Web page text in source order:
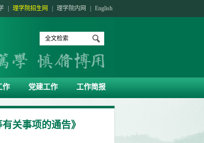
理学院招生网 理学院内网 English
作 党建工作 工作简报
关事项的通告》